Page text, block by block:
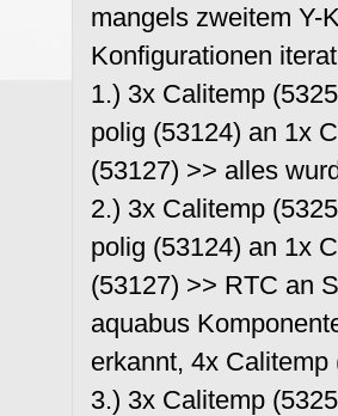
mangels zweitem Y-
Konfigurationen
1.) 3x Calitemp
polig (53124) an 1x
(53127) >> alles
2.) 3x Calitemp
polig (53124) an 1x
(53127) >> RTC an
aquabus
erkannt, 4x
3.) 3x Calitemp